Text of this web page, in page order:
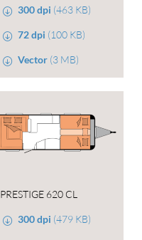
300 dpi (463 KB)
72 dpi (100 KB)
Vector (3 MB)
PRESTIGE 620 CL
300 dpi (479 KB)